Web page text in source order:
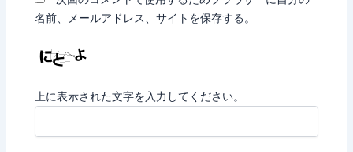
名前、メールアドレス、サイトを保存する。
上に表示された文字を入力してください。